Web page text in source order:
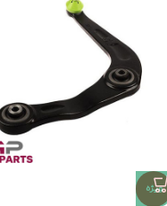
ویژه